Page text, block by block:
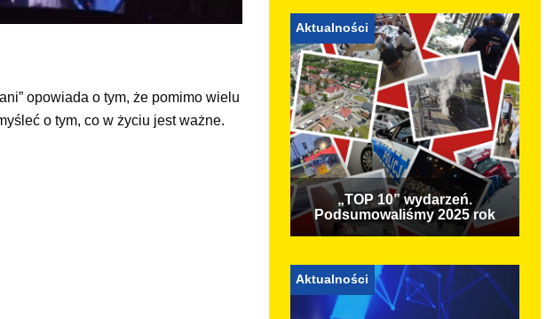
opowiada o tym, że pomimo wielu
o tym, co w życiu jest ważne.
Aktualności
„TOP 10” wydarzeń.
Podsumowaliśmy 2025 rok
Aktualności